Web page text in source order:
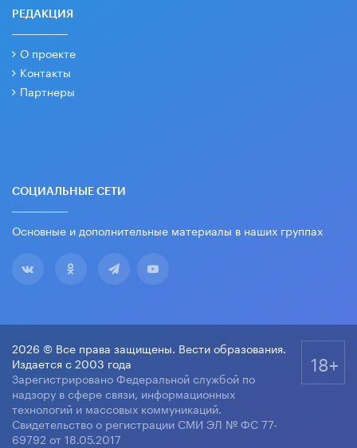
РЕДАКЦИЯ
О проекте
Контакты
Партнеры
СОЦИАЛЬНЫЕ СЕТИ
Основные и дополнительные материалы в наших группах
2026 © Все права защищены. Вести образования.
Издается с 2003 года
Зарегистрировано Федеральной службой по
надзору в сфере связи, информационных
технологий и массовых коммуникаций.
Свидетельство о регистрации СМИ ЭЛ № ФС 77-
69792 от 18.05.2017
18+